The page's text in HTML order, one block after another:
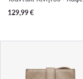
129,99€